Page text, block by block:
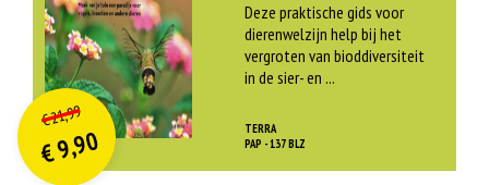
Deze praktische gids voor
dierenwelzijn help bij het
vergroten van bioddiversiteit
in de sier- en ...
TERRA
PAP - 137 BLZ
€21,99O
orspr
onkelijke
prijs
was:
€ 21,99.
€9,90
Huidige
prijs
is:
€ 9,90.